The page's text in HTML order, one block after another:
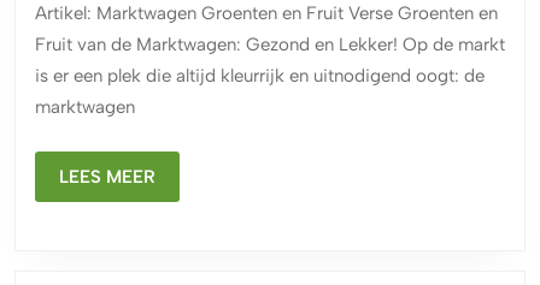
en
Artikel: Marktwagen Groenten en Fruit Verse Groenten en
Fruit van de Marktwagen: Gezond en Lekker! Op de markt
is er een plek die altijd kleurrijk en uitnodigend oogt: de
marktwagen
LEES MEER
MEER